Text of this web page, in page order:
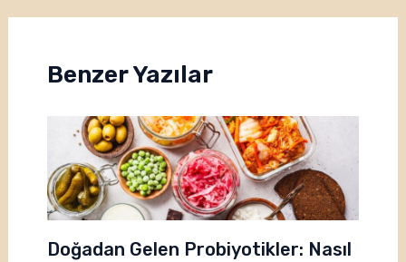
Benzer Yazılar
Doğadan Gelen Probiyotikler: Nasıl